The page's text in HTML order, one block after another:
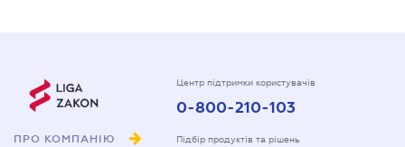
ПРО КОМПАНІЮ
Центр підтримки користувачів
0-800-210-103
Підбір продуктів та рішень